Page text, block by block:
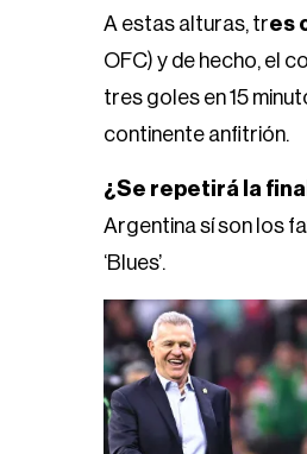
A estas alturas, tres
OFC) y de hecho, el
tres goles en 15
continente anfitrión.
¿Se repetirá la
Argentina sí son los
‘Blues’.